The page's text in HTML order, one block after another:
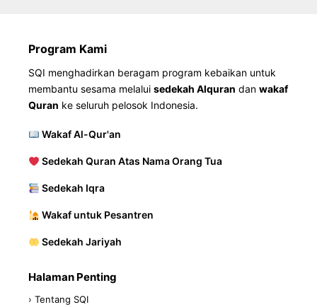
Program Kami
SQI menghadirkan beragam program kebaikan untuk
membantu sesama melalui sedekah Alquran dan wakaf
Quran ke seluruh pelosok Indonesia.
Wakaf Al-Qur'an
Sedekah Quran Atas Nama Orang Tua
Sedekah Iqra
Wakaf untuk Pesantren
Sedekah Jariyah
Halaman Penting
› Tentang SQI